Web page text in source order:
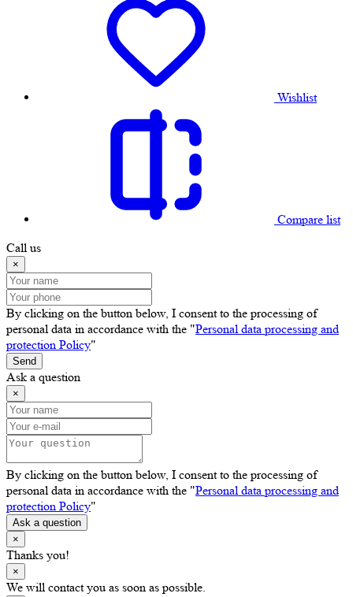
Wishlist
Compare list
Call us
×
By clicking on the button below, I consent to the processing of
personal data in accordance with the "Personal data processing and
protection Policy"
Send
Ask a question
×
By clicking on the button below, I consent to the processing of
personal data in accordance with the "Personal data processing and
protection Policy"
Ask a question
×
Thanks you!
×
We will contact you as soon as possible.